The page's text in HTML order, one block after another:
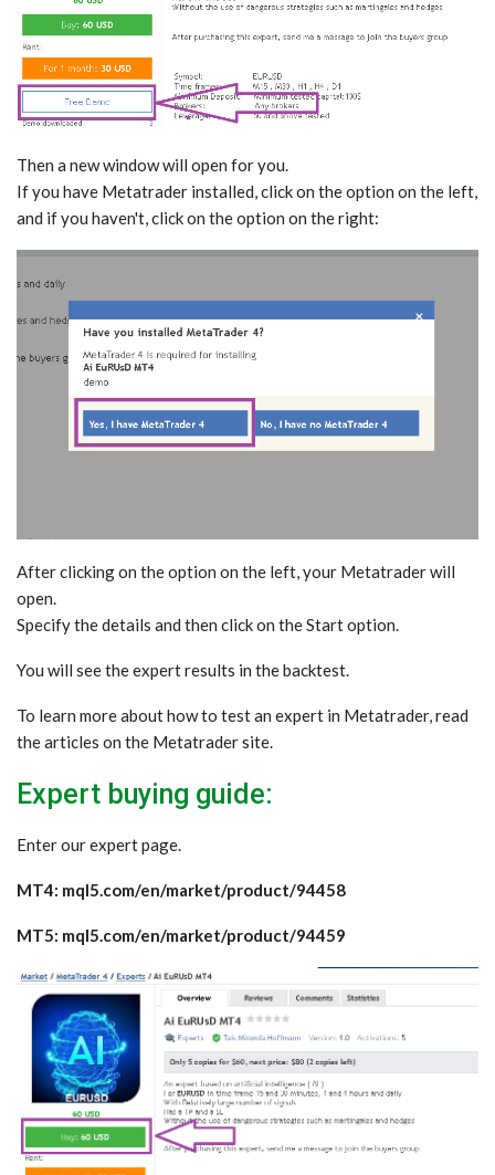
Then a new window will open for you.
If you have Metatrader installed, click on the option on the left,
and if you haven't, click on the option on the right:
After clicking on the option on the left, your Metatrader will
open.
Specify the details and then click on the Start option.
You will see the expert results in the backtest.
To learn more about how to test an expert in Metatrader, read
the articles on the Metatrader site.
Expert buying guide:
Enter our expert page.
MT4: mql5.com/en/market/product/94458
MT5: mql5.com/en/market/product/94459